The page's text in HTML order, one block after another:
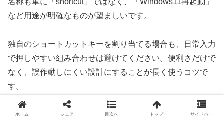
名称も単に「shortcut」ではなく、「Windows11再起動」
など用途が明確なものが望ましいです。
独自のショートカットキーを割り当てる場合も、日常入力
で押しやすい組み合わせは避けてください。便利さだけで
なく、誤作動しにくい設計にすることが長く使うコツで
す。
ホーム シェア 目次へ トップ サイドバー